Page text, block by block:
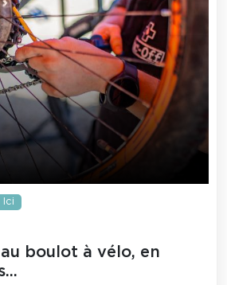
Ici
boulot à vélo, en